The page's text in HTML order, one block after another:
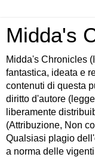
Midda's
Midda's Chronicles
fantastica, ideata e
contenuti di questa
diritto d'autore
liberamente
(Attribuzione, Non
Qualsiasi plagio
a norma delle